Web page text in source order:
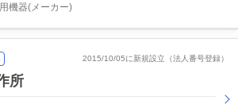
機器(メーカー)
2015/10/05に新規設立（法人番号登録）
所